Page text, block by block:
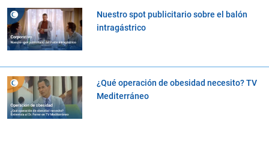
Nuestro spot publicitario sobre el balón
intragástrico
¿Qué operación de obesidad necesito? TV
Mediterráneo